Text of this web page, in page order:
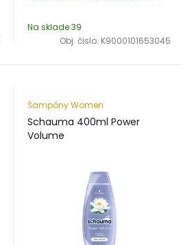
Na sklade 39
Obj. čislo: K9000101653045
Šampóny Women
Schauma 400ml Power
Volume